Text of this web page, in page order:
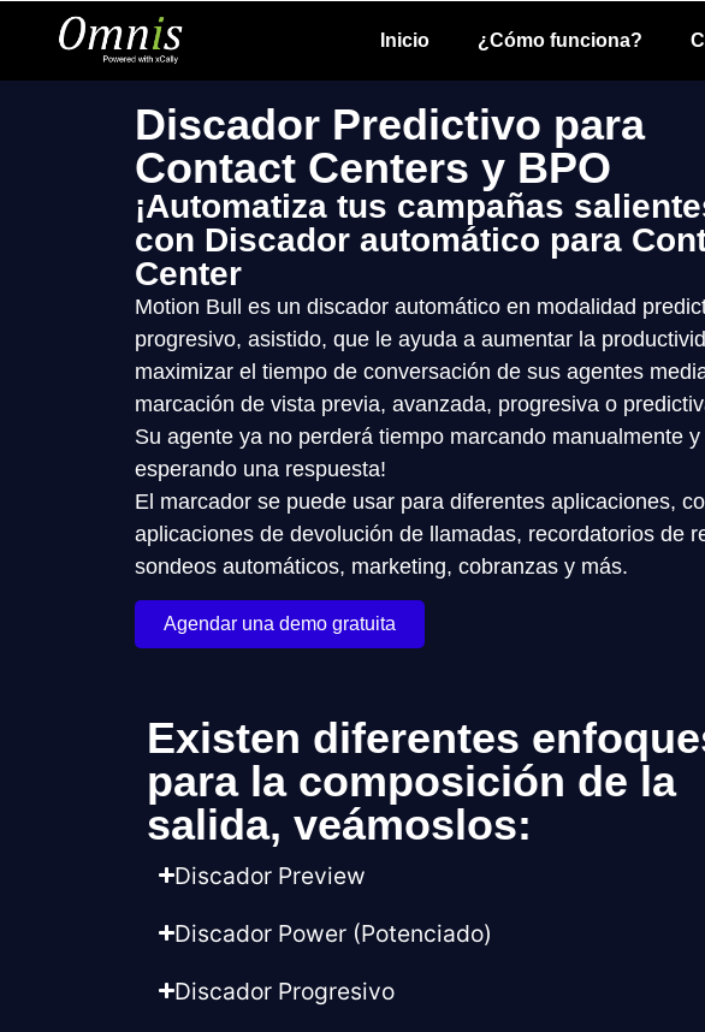
Inicio ¿Cómo funciona?
Discador Predictivo para
Contact Centers y BPO
¡Automatiza tus campañas
con Discador automático para
Center
Motion Bull es un discador automático en modalidad
progresivo, asistido, que le ayuda a aumentar la
maximizar el tiempo de conversación de sus agentes
marcación de vista previa, avanzada, progresiva o
Su agente ya no perderá tiempo marcando manualmente y
esperando una respuesta!
El marcador se puede usar para diferentes aplicaciones,
aplicaciones de devolución de llamadas, recordatorios de
sondeos automáticos, marketing, cobranzas y más.
Agendar una demo gratuita
Existen diferentes
para la composición de la
salida, veámoslos:
Discador Preview
Discador Power (Potenciado)
Discador Progresivo